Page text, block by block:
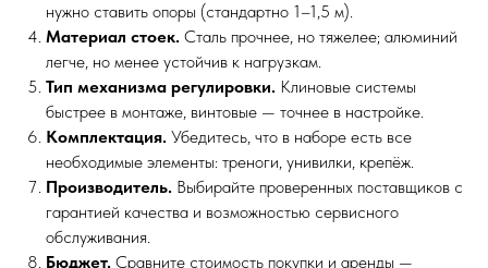
нужно ставить опоры (стандартно 1–1,5 м).
Материал стоек. Сталь прочнее, но тяжелее; алюминий
легче, но менее устойчив к нагрузкам.
Тип механизма регулировки. Клиновые системы
быстрее в монтаже, винтовые — точнее в настройке.
Комплектация. Убедитесь, что в наборе есть все
необходимые элементы: треноги, унивилки, крепёж.
Производитель. Выбирайте проверенных поставщиков с
гарантией качества и возможностью сервисного
обслуживания.
Бюджет. Сравните стоимость покупки и аренды —